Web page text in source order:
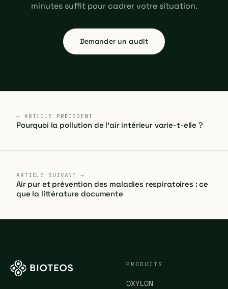
minutes suffit pour cadrer votre situation.
Demander un audit
← ARTICLE PRÉCÉDENT
Pourquoi la pollution de l'air intérieur varie-t-elle ?
ARTICLE SUIVANT →
Air pur et prévention des maladies respiratoires : ce
que la littérature documente
PRODUITS
OXYLON